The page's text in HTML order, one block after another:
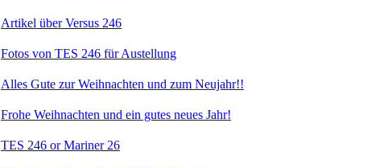
Artikel über Versus 246
Fotos von TES 246 für Austellung
Alles Gute zur Weihnachten und zum Neujahr!!
Frohe Weihnachten und ein gutes neues Jahr!
TES 246 or Mariner 26